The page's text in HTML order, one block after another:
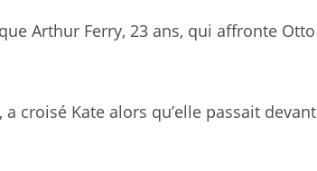
Arthur Ferry, 23 ans, qui affronte Otto
a croisé Kate alors qu’elle passait devant